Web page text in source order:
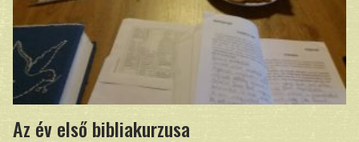
Az év első bibliakurzusa